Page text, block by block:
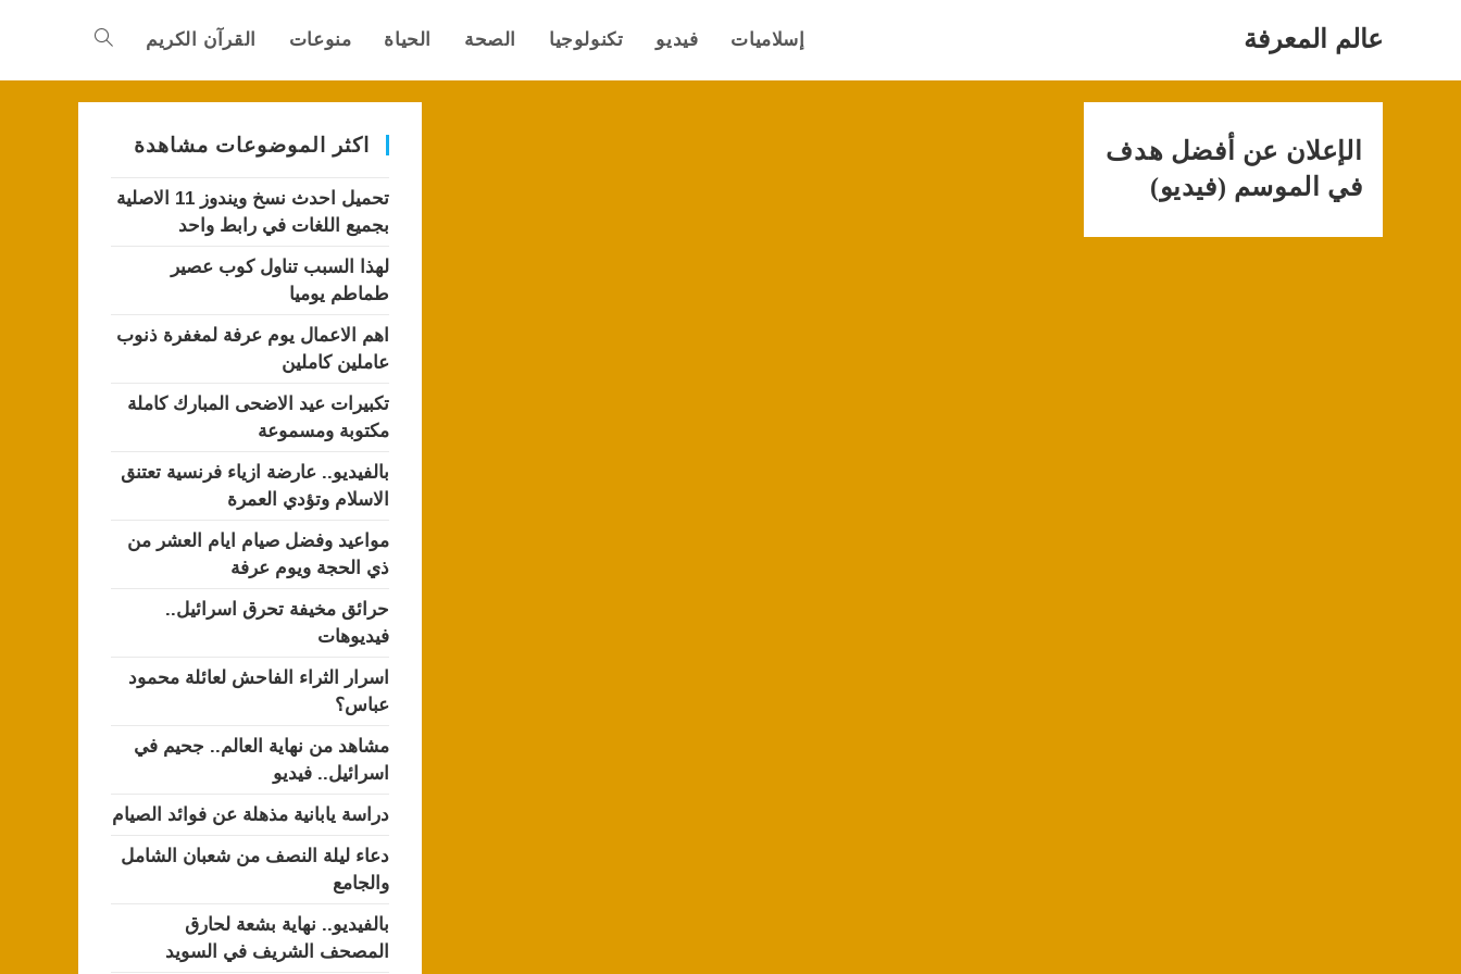
عالم المعرفة إسلاميات فيديو تكنولوجيا الصحة الحياة منوعات القرآن الكريم Toggle
الإعلان عن أفضل هدف
في الموسم (فيديو)
اكثر الموضوعات مشاهدة
تحميل احدث نسخ ويندوز 11 الاصلية
بجميع اللغات في رابط واحد
لهذا السبب تناول كوب عصير
طماطم يوميا
اهم الاعمال يوم عرفة لمغفرة ذنوب
عاملين كاملين
تكبيرات عيد الاضحى المبارك كاملة
مكتوبة ومسموعة
بالفيديو.. عارضة ازياء فرنسية تعتنق
الاسلام وتؤدي العمرة
مواعيد وفضل صيام ايام العشر من
ذي الحجة ويوم عرفة
حرائق مخيفة تحرق اسرائيل..
فيديوهات
اسرار الثراء الفاحش لعائلة محمود
عباس؟
مشاهد من نهاية العالم.. جحيم في
اسرائيل.. فيديو
دراسة يابانية مذهلة عن فوائد الصيام
دعاء ليلة النصف من شعبان الشامل
والجامع
بالفيديو.. نهاية بشعة لحارق
المصحف الشريف في السويد